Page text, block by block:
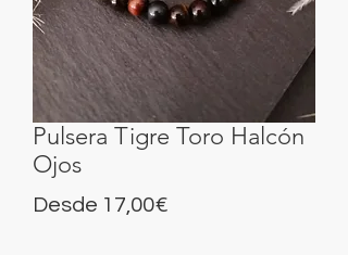
Pulsera Tigre Toro Halcón
Ojos
Desde 17,00€Precio